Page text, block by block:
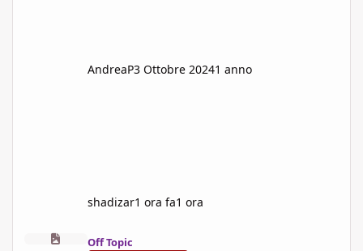
AndreaP3 Ottobre 20241 anno
shadizar1 ora fa1 ora
Lo "Show don't tell" non è autoconsistente, produce narrativa
Off Topic